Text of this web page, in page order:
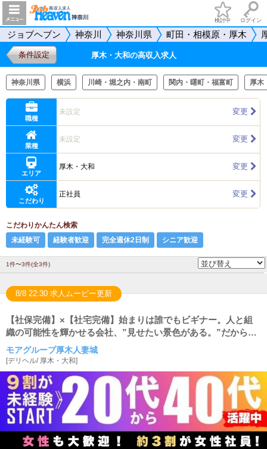
検討中 ログイン
ジョブヘブン 神奈川 神奈川県 町田・相模原・厚木
条件設定 厚木・大和の高収入求人
神奈川県 横浜 川崎・堀之内・南町 関内・曙町・福富町 厚木
職種
未設定 変更
業種
未設定 変更
エリア
厚木・大和 変更
こだわり
正社員 変更
こだわりかんたん検索
未経験可
経験者歓迎 完全週休2日制 シニア歓迎
1件〜3件(全3件)
8/8 22:30 求人ムービー更新
【社保完備】×【社宅完備】始まりは誰でもビギナー。人と組
織の可能性を輝かせる会社、”見せたい景色がある。”だから成
長できる。
モアグループ厚木人妻城
[デリヘル/ 厚木・大和]